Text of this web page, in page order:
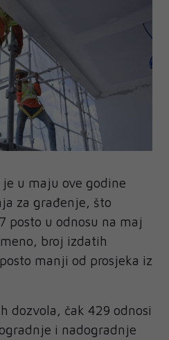
u maju ove godine
za građenje, što
posto u odnosu na maj
broj izdatih
manji od prosjeka iz
dozvola, čak 429 odnosi
i nadogradnje